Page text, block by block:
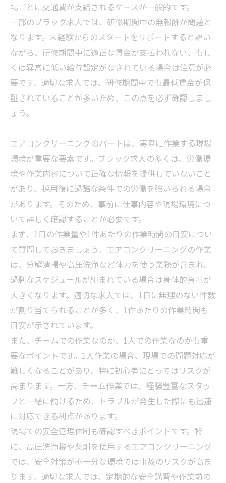
場ごとに交通費が支給されるケースが一般的です。
一部のブラック求人では、研修期間中の無報酬が問題と
なります。未経験からのスタートをサポートすると謳い
ながら、研修期間中に適正な賃金が支払われない、もし
くは異常に低い給与設定がなされている場合は注意が必
要です。適切な求人では、研修期間中でも最低賃金が保
証されていることが多いため、この点を必ず確認しまし
ょう。
エアコンクリーニングのパートは、実際に作業する現場
環境が重要な要素です。ブラック求人の多くは、労働環
境や作業内容について正確な情報を提供していないこと
があり、採用後に過酷な条件での労働を強いられる場合
があります。そのため、事前に仕事内容や現場環境につ
いて詳しく確認することが必要です。
まず、1日の作業量や1件あたりの作業時間の目安につい
て質問しておきましょう。エアコンクリーニングの作業
は、分解清掃や高圧洗浄など体力を使う業務が含まれ、
過剰なスケジュールが組まれている場合は身体的負担が
大きくなります。適切な求人では、1日に無理のない件数
が割り当てられることが多く、1件あたりの作業時間も
目安が示されています。
また、チームでの作業なのか、1人での作業なのかも重
要なポイントです。1人作業の場合、現場での問題対応が
難しくなることがあり、特に初心者にとってはリスクが
高まります。一方、チーム作業では、経験豊富なスタッ
フと一緒に働けるため、トラブルが発生した際にも迅速
に対応できる利点があります。
現場での安全管理体制も確認すべきポイントです。特
に、高圧洗浄機や薬剤を使用するエアコンクリーニング
では、安全対策が不十分な環境では事故のリスクが高ま
ります。適切な求人では、定期的な安全講習や作業前の